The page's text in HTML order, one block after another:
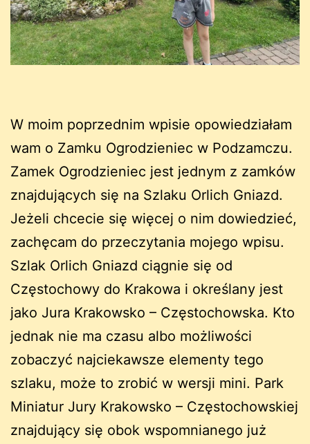
W moim poprzednim wpisie opowiedziałam
wam o Zamku Ogrodzieniec w Podzamczu.
Zamek Ogrodzieniec jest jednym z zamków
znajdujących się na Szlaku Orlich Gniazd.
Jeżeli chcecie się więcej o nim dowiedzieć,
zachęcam do przeczytania mojego wpisu.
Szlak Orlich Gniazd ciągnie się od
Częstochowy do Krakowa i określany jest
jako Jura Krakowsko – Częstochowska. Kto
jednak nie ma czasu albo możliwości
zobaczyć najciekawsze elementy tego
szlaku, może to zrobić w wersji mini. Park
Miniatur Jury Krakowsko – Częstochowskiej
znajdujący się obok wspomnianego już